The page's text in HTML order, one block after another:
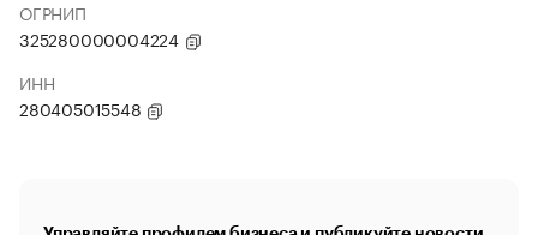
ОГРНИП
325280000004224
ИНН
280405015548